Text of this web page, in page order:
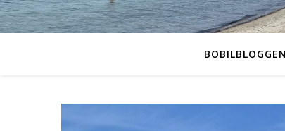
BOBILBLOGGEN